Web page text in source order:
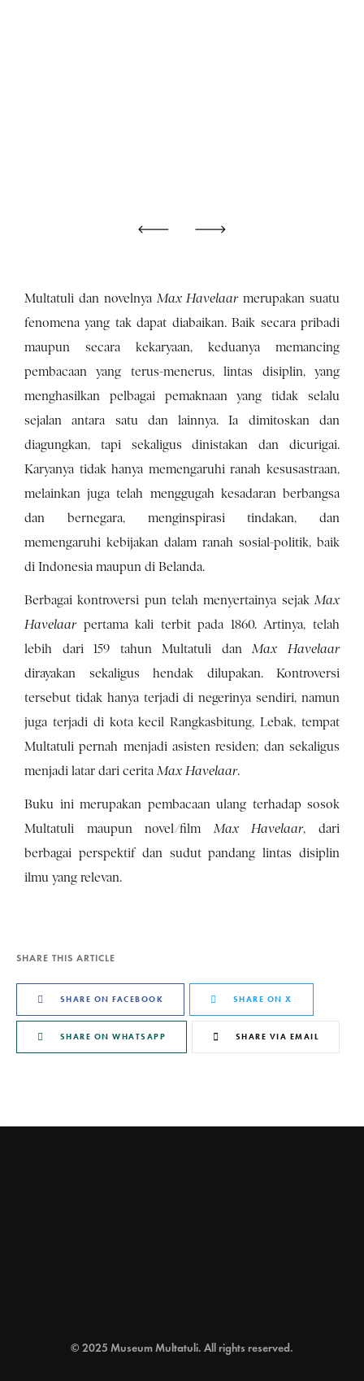
Multatuli dan novelnya Max Havelaarmerupakan suatu
fenomena yang tak dapat diabaikan. Baik secara pribadi
maupun secara kekaryaan, keduanya memancing
pembacaan yang terus-menerus, lintas disiplin, yang
menghasilkan pelbagai pemaknaan yang tidak selalu
sejalan antara satu dan lainnya. Ia dimitoskan dan
diagungkan, tapi sekaligus dinistakan dan dicurigai.
Karyanya tidak hanya memengaruhi ranah kesusastraan,
melainkan juga telah menggugah kesadaran berbangsa
dan bernegara, menginspirasi tindakan, dan
memengaruhi kebijakan dalam ranah sosial-politik, baik
di Indonesia maupun di Belanda.
Berbagai kontroversi pun telah menyertainya sejak Max
Havelaarpertama kali terbit pada 1860. Artinya, telah
lebih dari 159 tahun Multatuli danMax Havelaar
dirayakan sekaligus hendak dilupakan. Kontroversi
tersebut tidak hanya terjadi di negerinya sendiri, namun
juga terjadi di kota kecil Rangkasbitung, Lebak, tempat
Multatuli pernah menjadi asisten residen; dan sekaligus
menjadi latar dari cerita Max Havelaar.
Buku ini merupakan pembacaan ulang terhadap sosok
Multatuli maupun novel/film Max Havelaar, dari
berbagai perspektif dan sudut pandang lintas disiplin
ilmu yang relevan.
SHARE THIS ARTICLE
SHARE ON FACEBOOK SHARE ON X
SHARE ON WHATSAPP SHARE VIA EMAIL
© 2025 Museum Multatuli. All rights reserved.